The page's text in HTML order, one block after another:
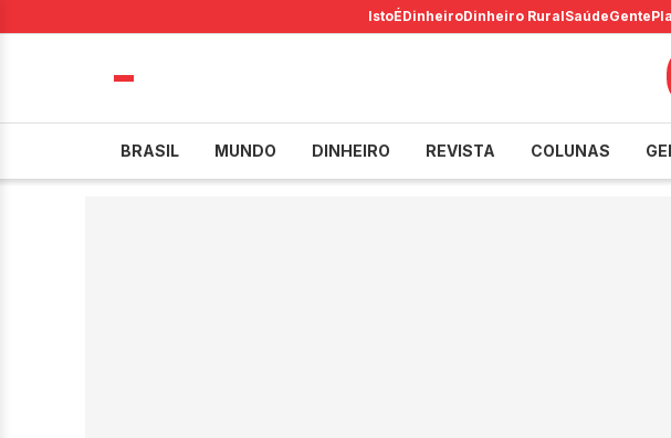
IstoÉDinheiroDinheiro RuralSaúdeGente
BRASIL MUNDO DINHEIRO REVISTA COLUNAS